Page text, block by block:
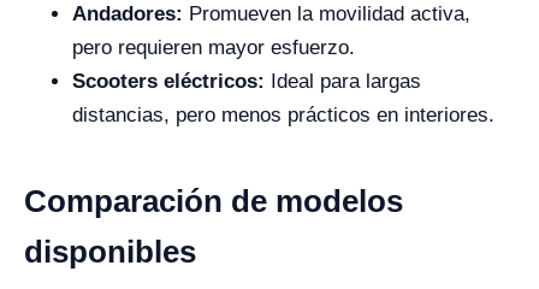
Andadores: Promueven la movilidad activa,
pero requieren mayor esfuerzo.
Scooters eléctricos: Ideal para largas
distancias, pero menos prácticos en interiores.
Comparación de modelos
disponibles